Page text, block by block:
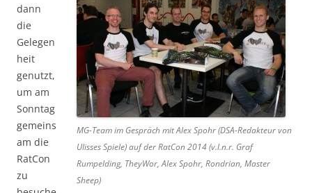
MG-Team im Gespräch mit Alex Spohr (DSA-Redakteur von
Ulisses Spiele) auf der RatCon 2014 (v.l.n.r. Graf
Rumpelding, TheyWor, Alex Spohr, Rondrian, Master
Sheep)
dann
die
Gelegen
heit
genutzt,
um am
Sonntag
gemeins
am die
RatCon
zu